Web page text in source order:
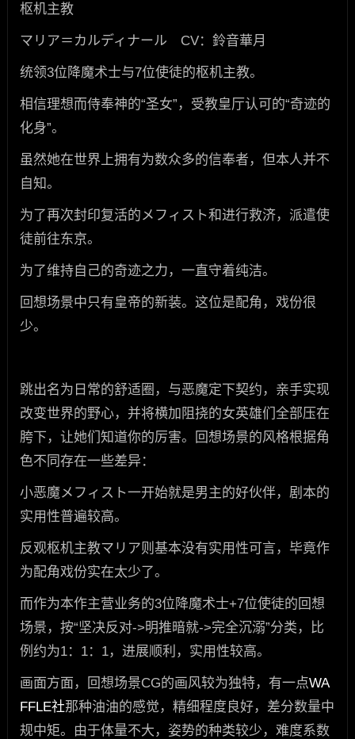
枢机主教
マリア＝カルディナール CV：鈴音華月
统领3位降魔术士与7位使徒的枢机主教。
相信理想而侍奉神的“圣女”，受教皇厅认可的“奇迹的
化身”。
虽然她在世界上拥有为数众多的信奉者，但本人并不
自知。
为了再次封印复活的メフィスト和进行救济，派遣使
徒前往东京。
为了维持自己的奇迹之力，一直守着纯洁。
回想场景中只有皇帝的新装。这位是配角，戏份很
少。
跳出名为日常的舒适圈，与恶魔定下契约，亲手实现
改变世界的野心，并将横加阻挠的女英雄们全部压在
胯下，让她们知道你的厉害。回想场景的风格根据角
色不同存在一些差异：
小恶魔メフィスト一开始就是男主的好伙伴，剧本的
实用性普遍较高。
反观枢机主教マリア则基本没有实用性可言，毕竟作
为配角戏份实在太少了。
而作为本作主营业务的3位降魔术士+7位使徒的回想
场景，按“坚决反对->明推暗就->完全沉溺”分类，比
例约为1：1：1，进展顺利，实用性较高。
画面方面，回想场景CG的画风较为独特，有一点WA
FFLE社那种油油的感觉，精细程度良好，差分数量中
规中矩。由于体量不大，姿势的种类较少，难度系数